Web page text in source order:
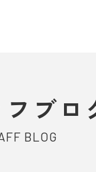
フブロ
BLOG